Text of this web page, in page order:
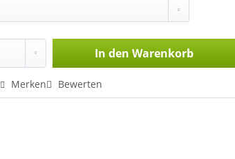
In den Warenkorb
Merken Bewerten